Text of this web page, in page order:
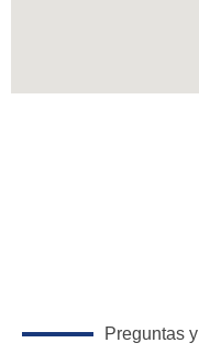
Preguntas